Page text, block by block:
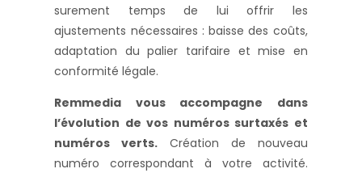
surement temps de lui offrir les
ajustements nécessaires : baisse des coûts,
adaptation du palier tarifaire et mise en
conformité légale.
Remmedia vous accompagne dans
l’évolution de vos numéros surtaxés et
numéros verts. Création de nouveau
numéro correspondant à votre activité.